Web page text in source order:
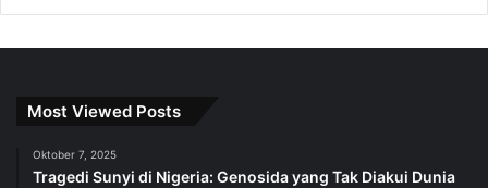
Most Viewed Posts
Oktober 7, 2025
Tragedi Sunyi di Nigeria: Genosida yang Tak Diakui Dunia